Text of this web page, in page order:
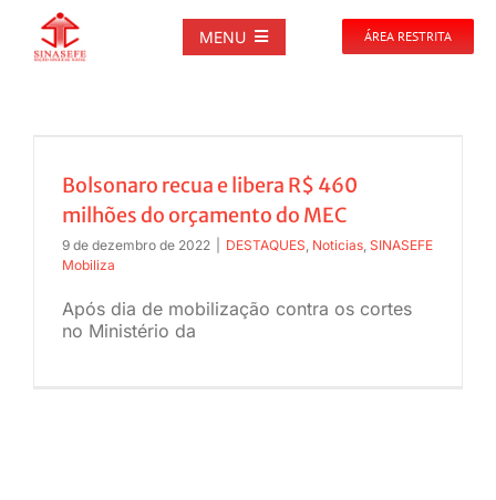
MENU
PUBLICAÇÕES
DOCUMENTOS
ÁREA RESTRITA
Bolsonaro recua e libera R$ 460
milhões do orçamento do MEC
9 de dezembro de 2022 DESTAQUES Noticias SINASEFE
Mobiliza
Após dia de mobilização contra os cortes
no Ministério da